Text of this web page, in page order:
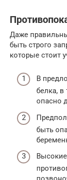
Даже
быть строго
которые стоит
В
белка, в
опасно
быть